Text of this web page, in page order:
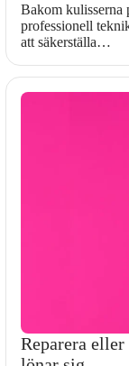
Bakom kulisserna
professionell
att säkerställa…
Reparera eller